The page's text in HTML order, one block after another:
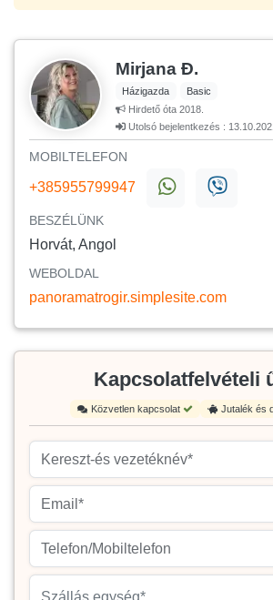
Mirjana Đ.
Házigazda
Basic
Hirdető óta 2018.
Utolsó bejelentkezés :
MOBILTELEFON
+385955799947
BESZÉLÜNK
Horvát, Angol
WEBOLDAL
panoramatrogir.simplesite.com
Kapcsolatfelvételi
Közvetlen kapcsolat Jutalék és
Szállás egység*